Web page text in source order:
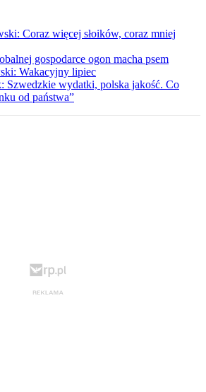
Coraz więcej słoików, coraz mniej
gospodarce ogon macha psem
Wakacyjny lipiec
Szwedzkie wydatki, polska jakość. Co
od państwa”